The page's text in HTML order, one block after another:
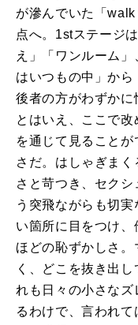
が滲んでいた「
点へ。1stステージ
え」「ワンルーム
はいつもの中」から
後者の方がわずかに
とはいえ、ここで
を通じて見ること
さだ。はしゃぎま
さと苛つき、セク
う突飛ながらも切
い箇所に目をつけ
ほどの恥ずかしさ
く、どこを抜き出
れも日々の小さな
るわけで、言われ